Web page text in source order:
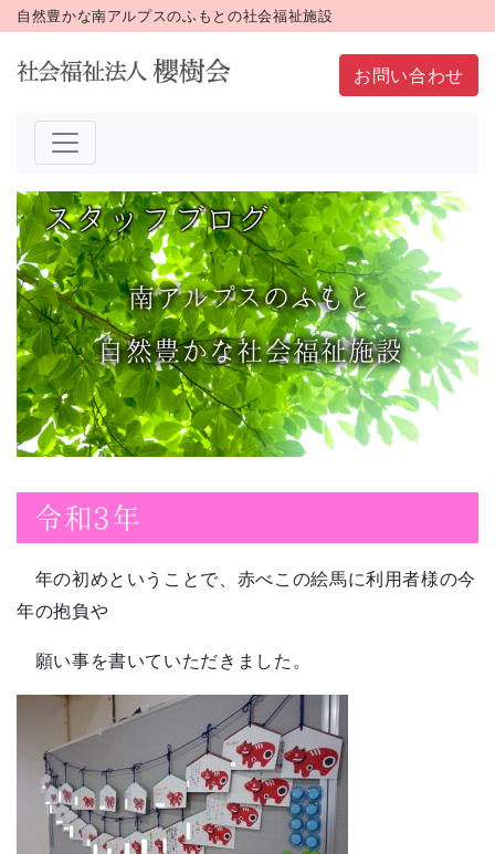
自然豊かな南アルプスのふもとの社会福祉施設
お問い合わせ
スタッフブログ
南アルプスのふもと
自然豊かな社会福祉施設
令和3年
年の初めということで、赤べこの絵馬に利用者様の今
年の抱負や
願い事を書いていただきました。